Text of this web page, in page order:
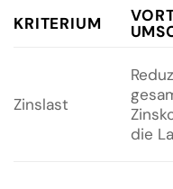
KRITERIUM
Zinslast
die